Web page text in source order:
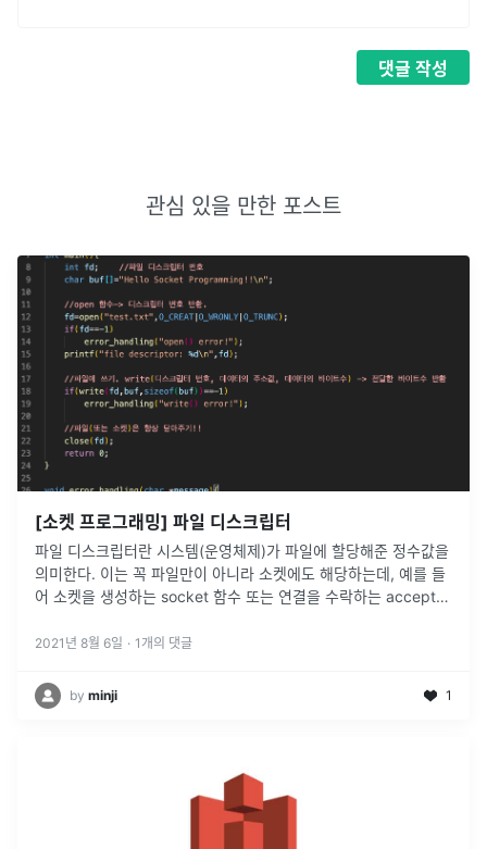
댓글 작성
관심 있을 만한 포스트
[소켓 프로그래밍] 파일 디스크립터
파일 디스크립터란 시스템(운영체제)가 파일에 할당해준 정수값을
의미한다. 이는 꼭 파일만이 아니라 소켓에도 해당하는데, 예를 들
어 소켓을 생성하는 socket 함수 또는 연결을 수락하는 accept
에 해당 ...
2021년 8월 6일 · 1 개의 댓글
by minji 1